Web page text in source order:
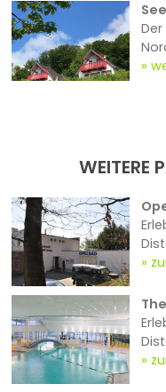
WEITERE